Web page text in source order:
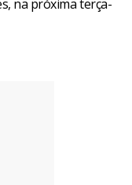
na próxima terça-